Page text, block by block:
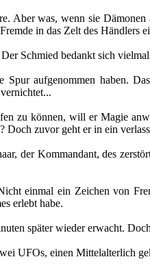
Aber was, wenn sie
in das Zelt des Händlers
Schmied bedankt sich
aufgenommen haben.
zu können, will er Magie
Doch zuvor geht er in ein
der Kommandant, des
einmal ein Zeichen von
erlebt habe.
später wieder erwacht.
UFOs, einen Mittelalterlich